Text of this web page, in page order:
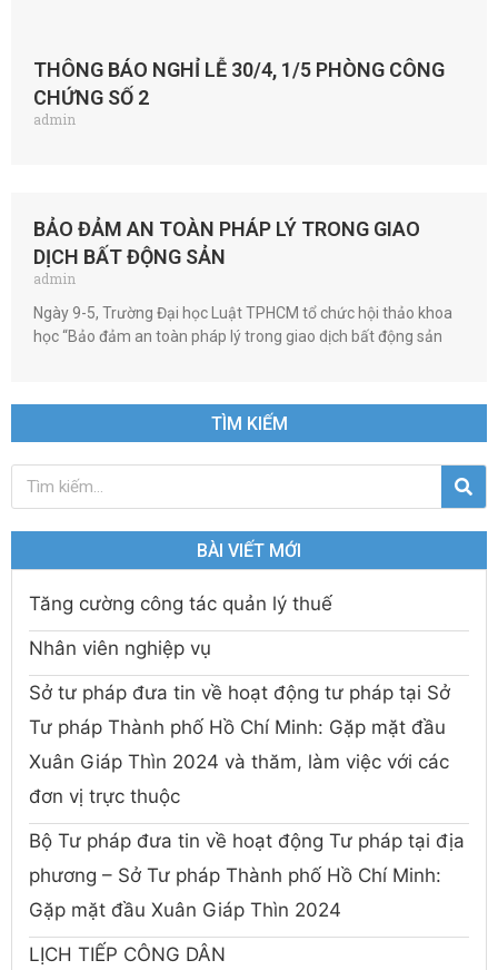
THÔNG BÁO NGHỈ LỄ 30/4, 1/5 PHÒNG CÔNG
CHỨNG SỐ 2
admin
BẢO ĐẢM AN TOÀN PHÁP LÝ TRONG GIAO
DỊCH BẤT ĐỘNG SẢN
admin
Ngày 9-5, Trường Đại học Luật TPHCM tổ chức hội thảo khoa
học “Bảo đảm an toàn pháp lý trong giao dịch bất động sản
TÌM KIẾM
BÀI VIẾT MỚI
Tăng cường công tác quản lý thuế
Nhân viên nghiệp vụ
Sở tư pháp đưa tin về hoạt động tư pháp tại Sở
Tư pháp Thành phố Hồ Chí Minh: Gặp mặt đầu
Xuân Giáp Thìn 2024 và thăm, làm việc với các
đơn vị trực thuộc
Bộ Tư pháp đưa tin về hoạt động Tư pháp tại địa
phương – Sở Tư pháp Thành phố Hồ Chí Minh:
Gặp mặt đầu Xuân Giáp Thìn 2024
LỊCH TIẾP CÔNG DÂN